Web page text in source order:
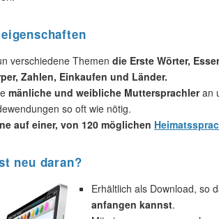
verschiedene Themen die Erste Wörter,
Zahlen, Einkaufen und Länder.
mänliche und weibliche Muttersprachleran
so oft wie nötig.
auf einer, von 120 möglichen
neu daran?
Erhältlich als Download, so
anfangen kannst.